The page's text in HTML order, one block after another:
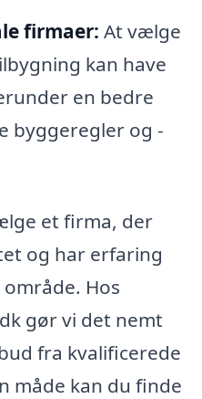
firmaer: At vælge
kan have
en bedre
byggeregler og -
et firma, der
og har erfaring
Hos
gør vi det nemt
fra kvalificerede
måde kan du finde